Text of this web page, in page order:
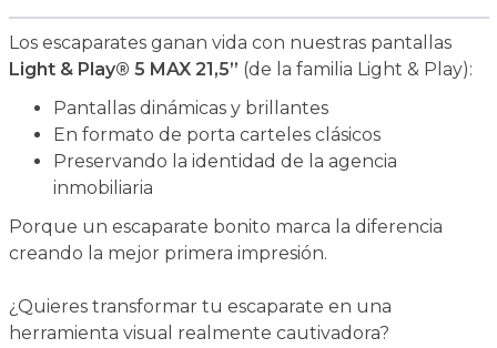
Los escaparates ganan vida con nuestras pantallas
Light & Play® 5 MAX 21,5” (de la familia Light & Play):
Pantallas dinámicas y brillantes
En formato de porta carteles clásicos
Preservando la identidad de la agencia
inmobiliaria
Porque un escaparate bonito marca la diferencia
creando la mejor primera impresión.
¿Quieres transformar tu escaparate en una
herramienta visual realmente cautivadora?